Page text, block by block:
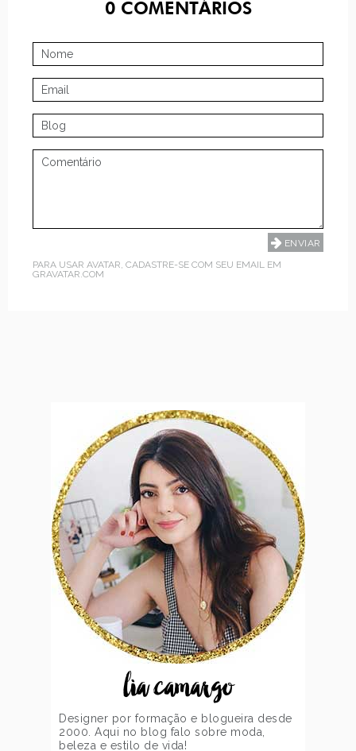
0COMENTÁRIOS
PARA USAR AVATAR, CADASTRE-SE COM SEU EMAIL EM
GRAVATAR.COM
lia camargo
Designer por formação e blogueira desde
2000. Aqui no blog falo sobre moda,
beleza e estilo de vida!